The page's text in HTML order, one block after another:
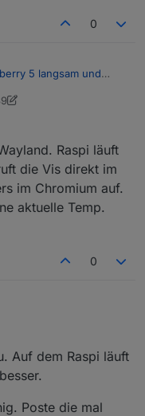
0
5 langsam und
Raspi, inkl.
Temperatur,
2024, 09:40
Raspi läuft
die Vis direkt im
im Chromium auf.
aktuelle Temp.
0
Wayland. Raspi läuft
ruft die Vis direkt im
im Chromium auf.
Auf dem Raspi läuft
Poste die mal